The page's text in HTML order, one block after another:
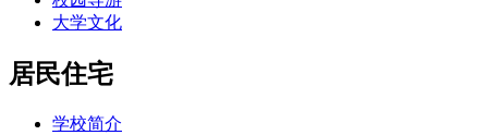
大学文化
居民住宅
学校简介